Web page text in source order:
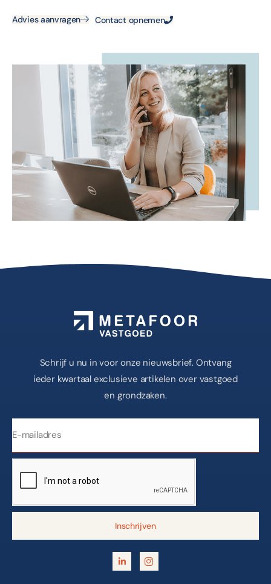
Advies aanvragen Contact opnemen
Schrijf u nu in voor onze nieuwsbrief. Ontvang
ieder kwartaal exclusieve artikelen over vastgoed
en grondzaken.
Inschrijven